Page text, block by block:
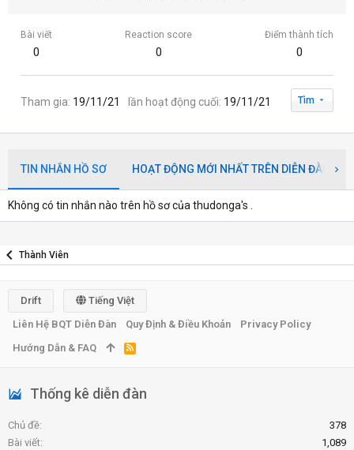
Bài viết
0
Reaction score
0
Điểm thành tích
0
Tham gia 19/11/21 lần hoạt động cuối 19/11/21 Tìm
TIN NHẮN HỒ SƠ HOẠT ĐỘNG MỚI NHẤT TRÊN DIỄN ĐÀN
Không có tin nhắn nào trên hồ sơ của thudonga's .
Thành Viên
Thống kê diễn đàn
Chủ đề
378
Bài viết
1,089
Drift
Tiếng Việt
Liên Hệ BQT Diễn Đàn
Quy Định & Điều Khoản
Privacy Policy
Hướng Dẫn & FAQ
R
S